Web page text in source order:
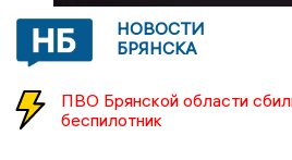
НОВОСТИ
БРЯНСКА
ПВО Брянской области
беспилотник